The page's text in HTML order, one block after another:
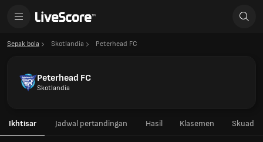
Sepak bola Skotlandia Peterhead FC
Peterhead FC
Skotlandia
Ikhtisar Jadwal pertandingan Hasil Klasemen Skuad